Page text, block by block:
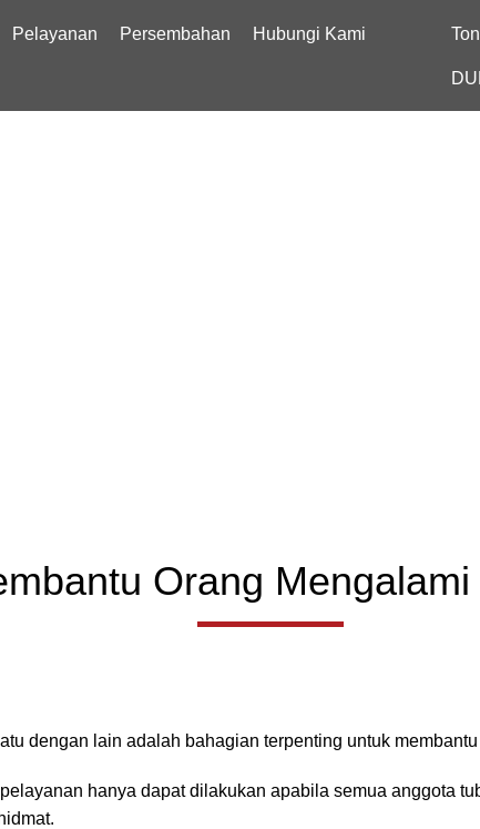
Pelayanan Persembahan Hubungi Kami
Orang Mengalami
dengan lain adalah bahagian terpenting untuk
hanya dapat dilakukan apabila semua anggota